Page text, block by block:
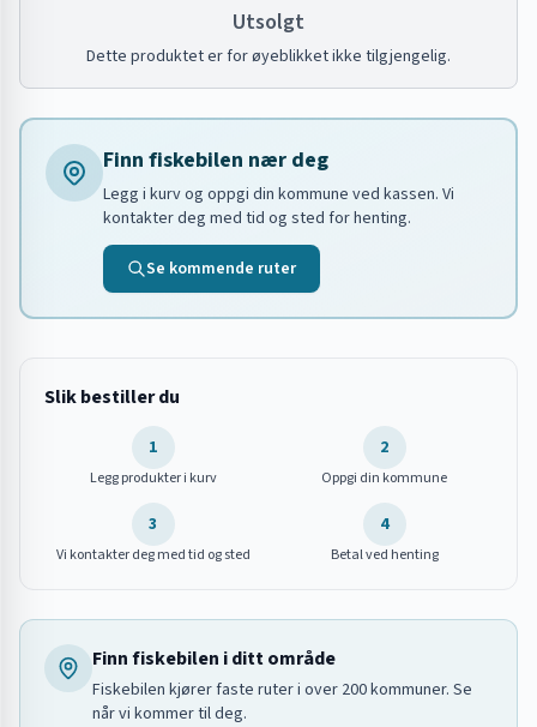
Utsolgt
Dette produktet er for øyeblikket ikke tilgjengelig.
Finn fiskebilen nær deg
Legg i kurv og oppgi din kommune ved kassen. Vi
kontakter deg med tid og sted for henting.
Se kommende ruter
Slik bestiller du
1
Legg produkter i kurv
2
Oppgi din kommune
3
Vi kontakter deg med tid og sted
4
Betal ved henting
Finn fiskebilen i ditt område
Fiskebilen kjører faste ruter i over 200 kommuner. Se
når vi kommer til deg.